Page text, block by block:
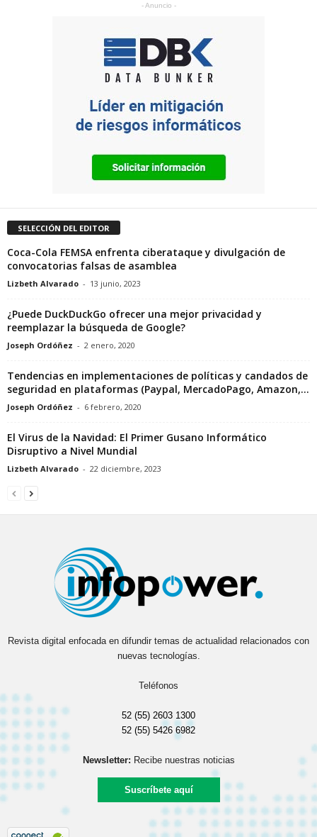
- Anuncio -
SELECCIÓN DEL EDITOR
Coca-Cola FEMSA enfrenta ciberataque y divulgación de
convocatorias falsas de asamblea
Lizbeth Alvarado - 13 junio, 2023
¿Puede DuckDuckGo ofrecer una mejor privacidad y
reemplazar la búsqueda de Google?
Joseph Ordóñez - 2 enero, 2020
Tendencias en implementaciones de políticas y candados de
seguridad en plataformas (Paypal, MercadoPago, Amazon,...
Joseph Ordóñez - 6 febrero, 2020
El Virus de la Navidad: El Primer Gusano Informático
Disruptivo a Nivel Mundial
Lizbeth Alvarado - 22 diciembre, 2023
Revista digital enfocada en difundir temas de actualidad relacionados con
nuevas tecnologías.
Teléfonos
52 (55) 2603 1300
52 (55) 5426 6982
Newsletter: Recibe nuestras noticias
Suscríbete aquí